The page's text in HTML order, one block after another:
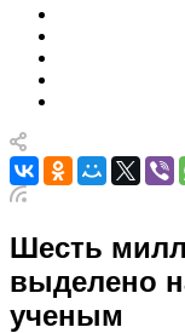
Шесть
выделено
ученым